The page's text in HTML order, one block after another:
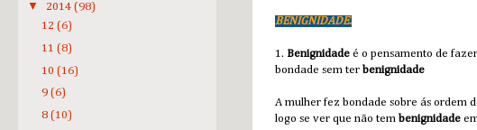
BENIGNIDADE.
1. Benignidade é o pensamento de
bondade sem ter benignidade
A mulher fez bondade sobre ás ordem
logo se ver que não tem benignidade
▼ 2014 (98)
12 (6)
11 (8)
10 (16)
9 (6)
8 (10)